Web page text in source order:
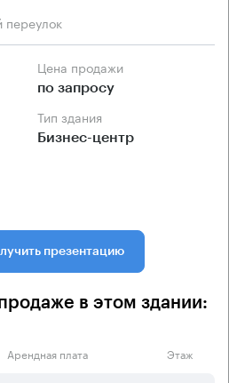
Цена продажи
по запросу
Тип здания
Бизнес-центр
презентацию
в этом здании:
Арендная плата Этаж